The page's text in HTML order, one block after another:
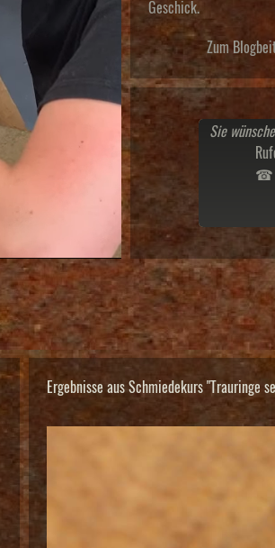
Geschick.
Zum
Ergebnisse aus Schmiedekurs "Trauringe
Sie
☎